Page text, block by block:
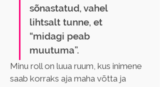
sõnastatud, vahel
lihtsalt tunne, et
“midagi peab
muutuma”.
Minu roll on luua ruum, kus inimene
saab korraks aja maha võtta ja